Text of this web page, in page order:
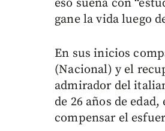
eso sueña con
gane la vida luego
En sus inicios
(Nacional) y el
admirador del
de 26 años de
compensar el